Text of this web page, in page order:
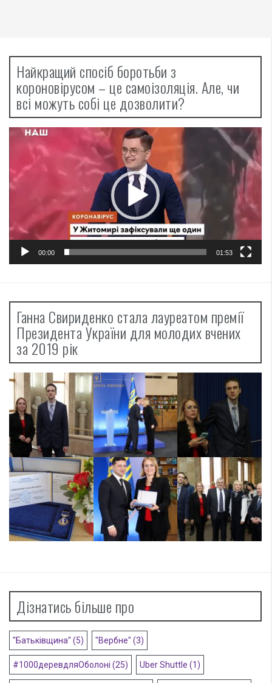
Найкращий спосіб боротьби з
короновірусом – це самоізоляція. Але, чи
всі можуть собі це дозволити?
Відеопрогравач
00:00 01:53
Ганна Свириденко стала лауреатом премії
Президента України для молодих вчених
за 2019 рік
Дізнатись більше про
"Батьківщина" (5) "Вербне" (3)
#1000деревдляОболоні (25) Uber Shuttle (1)